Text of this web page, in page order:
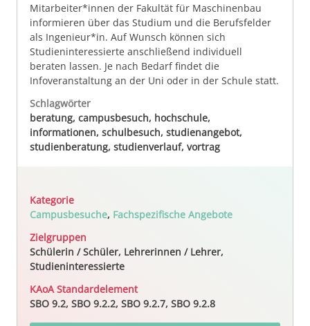
Mitarbeiter*innen der Fakultät für Maschinenbau
informieren über das Studium und die Berufsfelder
als Ingenieur*in. Auf Wunsch können sich
Studieninteressierte anschließend individuell
beraten lassen. Je nach Bedarf findet die
Infoveranstaltung an der Uni oder in der Schule statt.
Schlagwörter
beratung, campusbesuch, hochschule,
informationen, schulbesuch, studienangebot,
studienberatung, studienverlauf, vortrag
Kategorie
Campusbesuche, Fachspezifische Angebote
Zielgruppen
Schülerin / Schüler, Lehrerinnen / Lehrer,
Studieninteressierte
KAoA Standardelement
SBO 9.2, SBO 9.2.2, SBO 9.2.7, SBO 9.2.8